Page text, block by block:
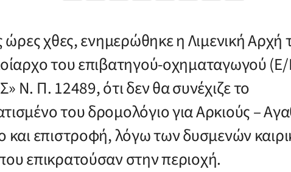
ώρες χθες, ενημερώθηκε η Λιμενική
του επιβατηγού-οχηματαγωγού
Ν. Π. 12489, ότι δεν θα συνέχιζε το
του δρομολόγιο για Αρκιούς –
και επιστροφή, λόγω των δυσμενών
επικρατούσαν στην περιοχή.